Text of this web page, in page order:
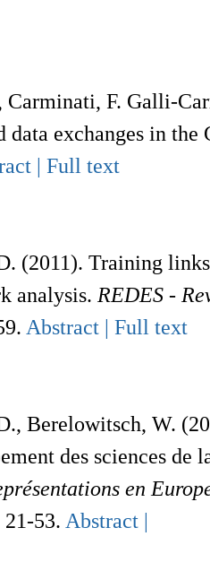
F. Galli-
data exchanges in the
| Full text
(2011). Training
analysis. REDES -
Abstract | Full text
Berelowitsch, W.
des sciences
en
53. Abstract |